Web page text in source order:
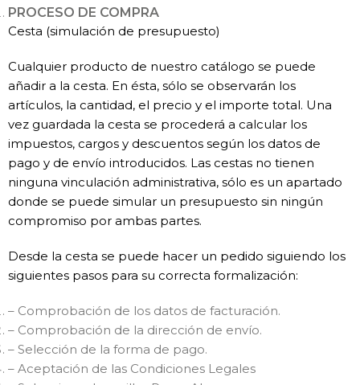
PROCESO DE COMPRA
Cesta (simulación de presupuesto)
Cualquier producto de nuestro catálogo se puede
añadir a la cesta. En ésta, sólo se observarán los
artículos, la cantidad, el precio y el importe total. Una
vez guardada la cesta se procederá a calcular los
impuestos, cargos y descuentos según los datos de
pago y de envío introducidos. Las cestas no tienen
ninguna vinculación administrativa, sólo es un apartado
donde se puede simular un presupuesto sin ningún
compromiso por ambas partes.
​Desde la cesta se puede hacer un pedido siguiendo los
siguientes pasos para su correcta formalización:
– Comprobación de los datos de facturación.
– Comprobación de la dirección de envío.
– Selección de la forma de pago.
– Aceptación de las Condiciones Legales